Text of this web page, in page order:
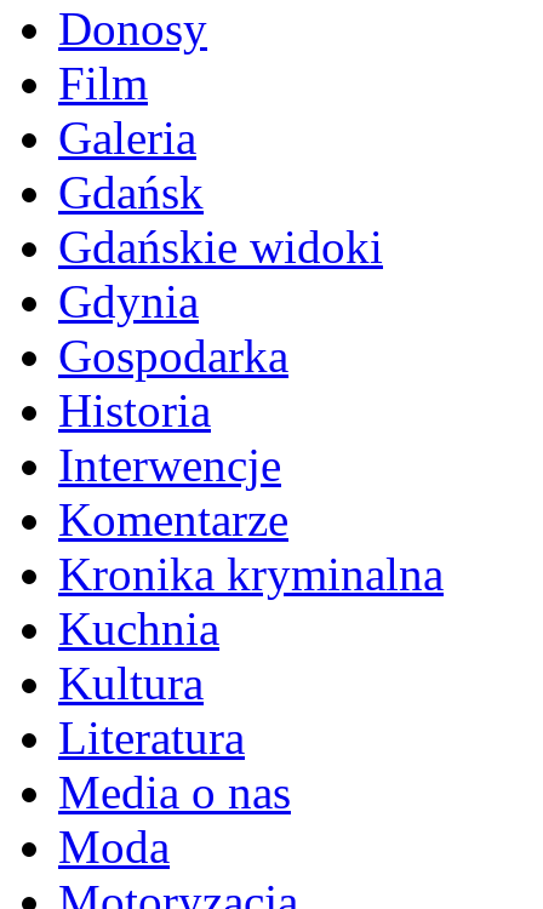
Donosy
Film
Galeria
Gdańsk
Gdańskie widoki
Gdynia
Gospodarka
Historia
Interwencje
Komentarze
Kronika kryminalna
Kuchnia
Kultura
Literatura
Media o nas
Moda